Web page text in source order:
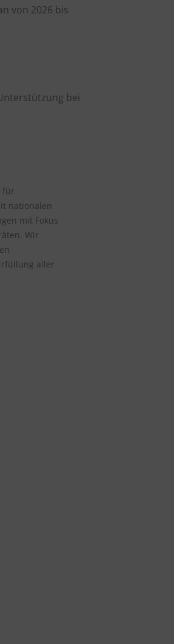
von 2026 bis
bei
für
nationalen
mit Fokus
Wir
aller